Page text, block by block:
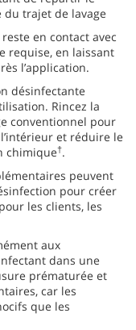
du trajet de lavage
en contact avec
requise, en laissant
l’application.
désinfectante
Rincez la
conventionnel pour
et réduire le
chimique†.
peuvent
pour créer
les clients, les
aux
dans une
prématurée et
car les
que les